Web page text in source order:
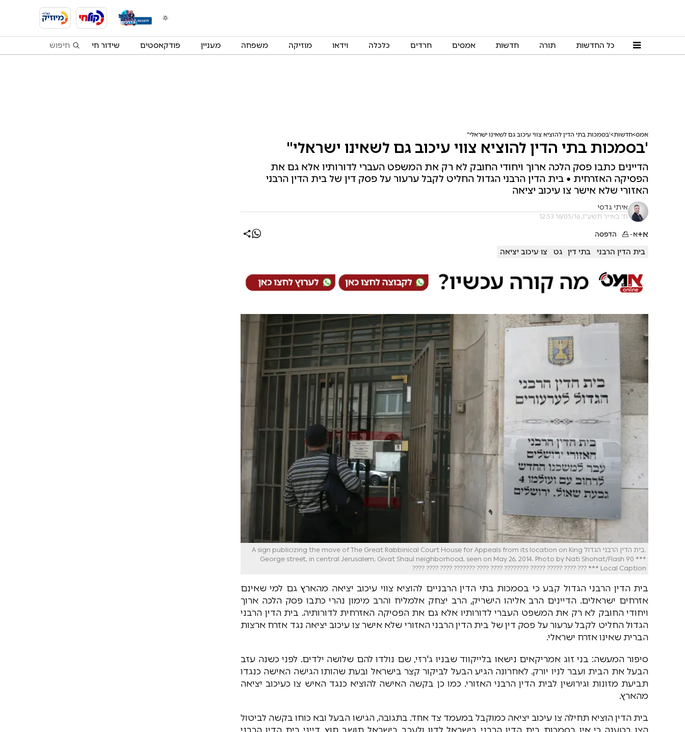
כל החדשות תורה חדשות אמסים חרדים כלכלה וידאו מוזיקה משפחה מעניין פודקאסטים שידור חי
אמס חדשות 'בסמכות בתי הדין להוציא צווי עיכוב גם לשאינו ישראלי"
'בסמכות בתי הדין להוציא צווי עיכוב גם לשאינו ישראלי"
הדיינים כתבו פסק הלכה ארוך ויחודי החובק לא רק את המשפט העברי לדורותיו אלא גם את
הפסיקה האזרחית • בית הדין הרבני הגדול החליט לקבל ערעור על פסק דין של בית הדין הרבני
האזורי שלא אישר צו עיכוב יציאה
איתי גדסי
ח' באייר תשע"ו, 16/05/16 12:53
א+א- הדפסה
בית הדין הרבני בתי דין גט צו עיכוב יציאה
.בית הדין הרבני הגדול A sign publicizing the move of The Great Rabbinical Court House for Appeals from its location on King
George street, in central Jerusalem, Givat Shaul neighborhood, seen on May 26, 2014. Photo by Nati Shohat/Flash 90 ***
Local Caption *** ??? ???? ????? ????? ???????? ???? ???? ??????? ???? ???? ????
בית הדין הרבני הגדול קבע כי בסמכות בתי הדין הרבניים להוציא צווי עיכוב יציאה מהארץ גם למי שאינם
אזרחים ישראלים. הדיינים הרב אליהו הישריק, הרב יצחק אלמליח והרב מימון נהרי כתבו פסק הלכה ארוך
ויחודי החובק לא רק את המשפט העברי לדורותיו אלא גם את הפסיקה האזרחית לדורותיה. בית הדין הרבני
הגדול החליט לקבל ערעור על פסק דין של בית הדין הרבני האזורי שלא אישר צו עיכוב יציאה נגד אזרח ארצות
הברית שאינו אזרח ישראלי.
סיפור המעשה: בני זוג אמריקאים נישאו בלייקווד שבניו ג'רזי, שם נולדו להם שלושה ילדים. לפני כשנה עזב
הבעל את הבית ועבר לניו יורק. לאחרונה הגיע הבעל לביקור קצר בישראל ובעת שהותו הגישה האישה כנגדו
תביעת מזונות וגירושין לבית הדין הרבני האזורי. כמו כן בקשה האישה להוציא כנגד האיש צו כעיכוב יציאה
מהארץ.
בית הדין הוציא תחילה צו עיכוב יציאה כמוקבל במעמד צד אחד. בתגובה, הגישו הבעל ובא כוחו בקשה לביטול
הצו בטענה כי אין בסמכות בית הדין הרבני בישראל לדון ולעכב בישראל תושב חוץ. דייני בית הדין הרבני